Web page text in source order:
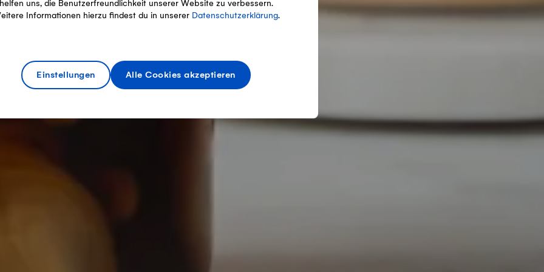
uns, die Benutzerfreundlichkeit unserer Website zu verbessern.
Informationen hierzu findest du in unserer Datenschutzerklärung.
Einstellungen Alle Cookies akzeptieren